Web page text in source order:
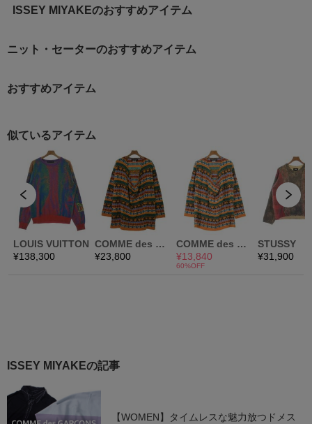
ISSEY MIYAKEのおすすめアイテム
ニット・セーターのおすすめアイテム
おすすめアイテム
ISSEY MIYAKEの記事
【WOMEN】タイムレスな魅力放つドメス